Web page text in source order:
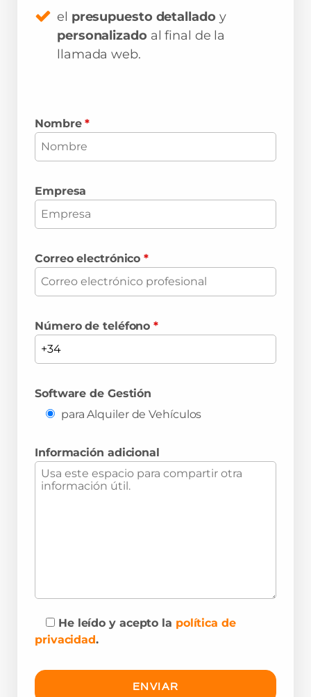
el presupuesto detalladoy
personalizado al final de la
llamada web.
Nombre*
Empresa
Correo electrónico*
Número de teléfono*
Software de Gestión
para Alquiler de Vehículos
Información adicional
He leído y acepto la política de
privacidad.